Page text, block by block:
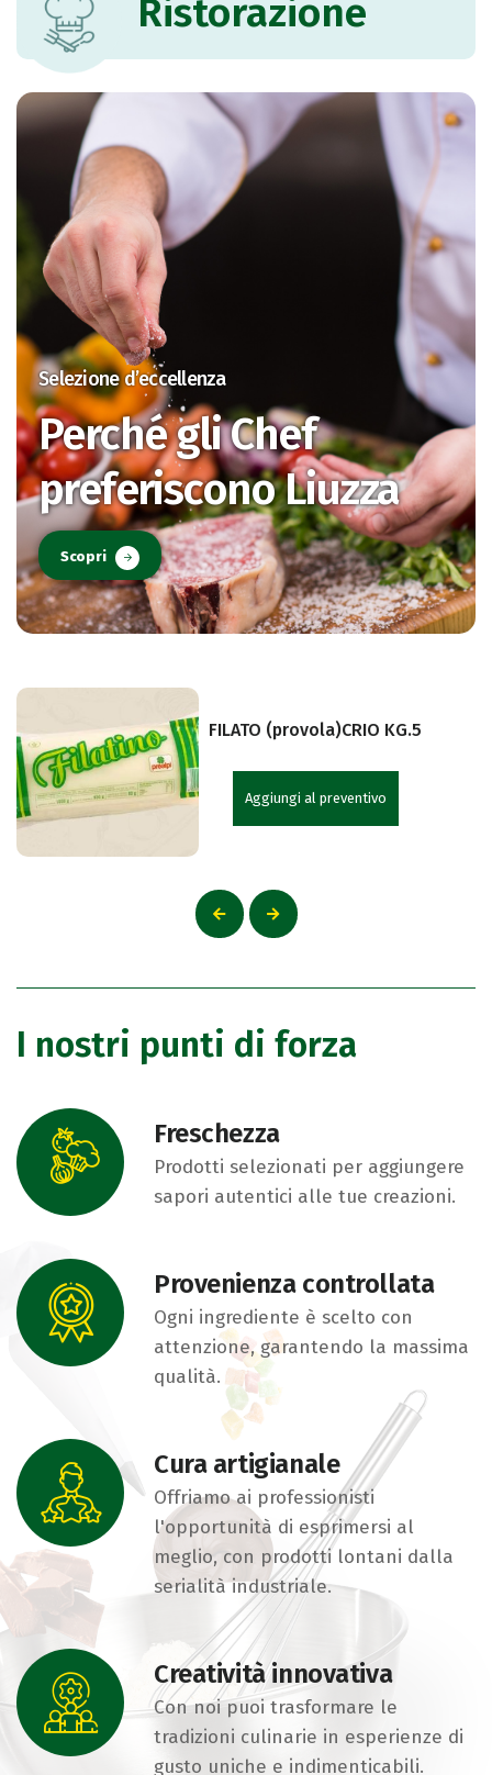
Ristorazione
Selezione d’eccellenza
Perché gli Chef
preferiscono Liuzza
Scopri
FILATO (provola)CRIO KG.5
Aggiungi al preventivo
I nostri punti di forza
Freschezza
Prodotti selezionati per aggiungere
sapori autentici alle tue creazioni.
Provenienza controllata
Ogni ingrediente è scelto con
attenzione, garantendo la massima
qualità.
Cura artigianale
Offriamo ai professionisti
l'opportunità di esprimersi al
meglio, con prodotti lontani dalla
serialità industriale.
Creatività innovativa
Con noi puoi trasformare le
tradizioni culinarie in esperienze di
gusto uniche e indimenticabili.